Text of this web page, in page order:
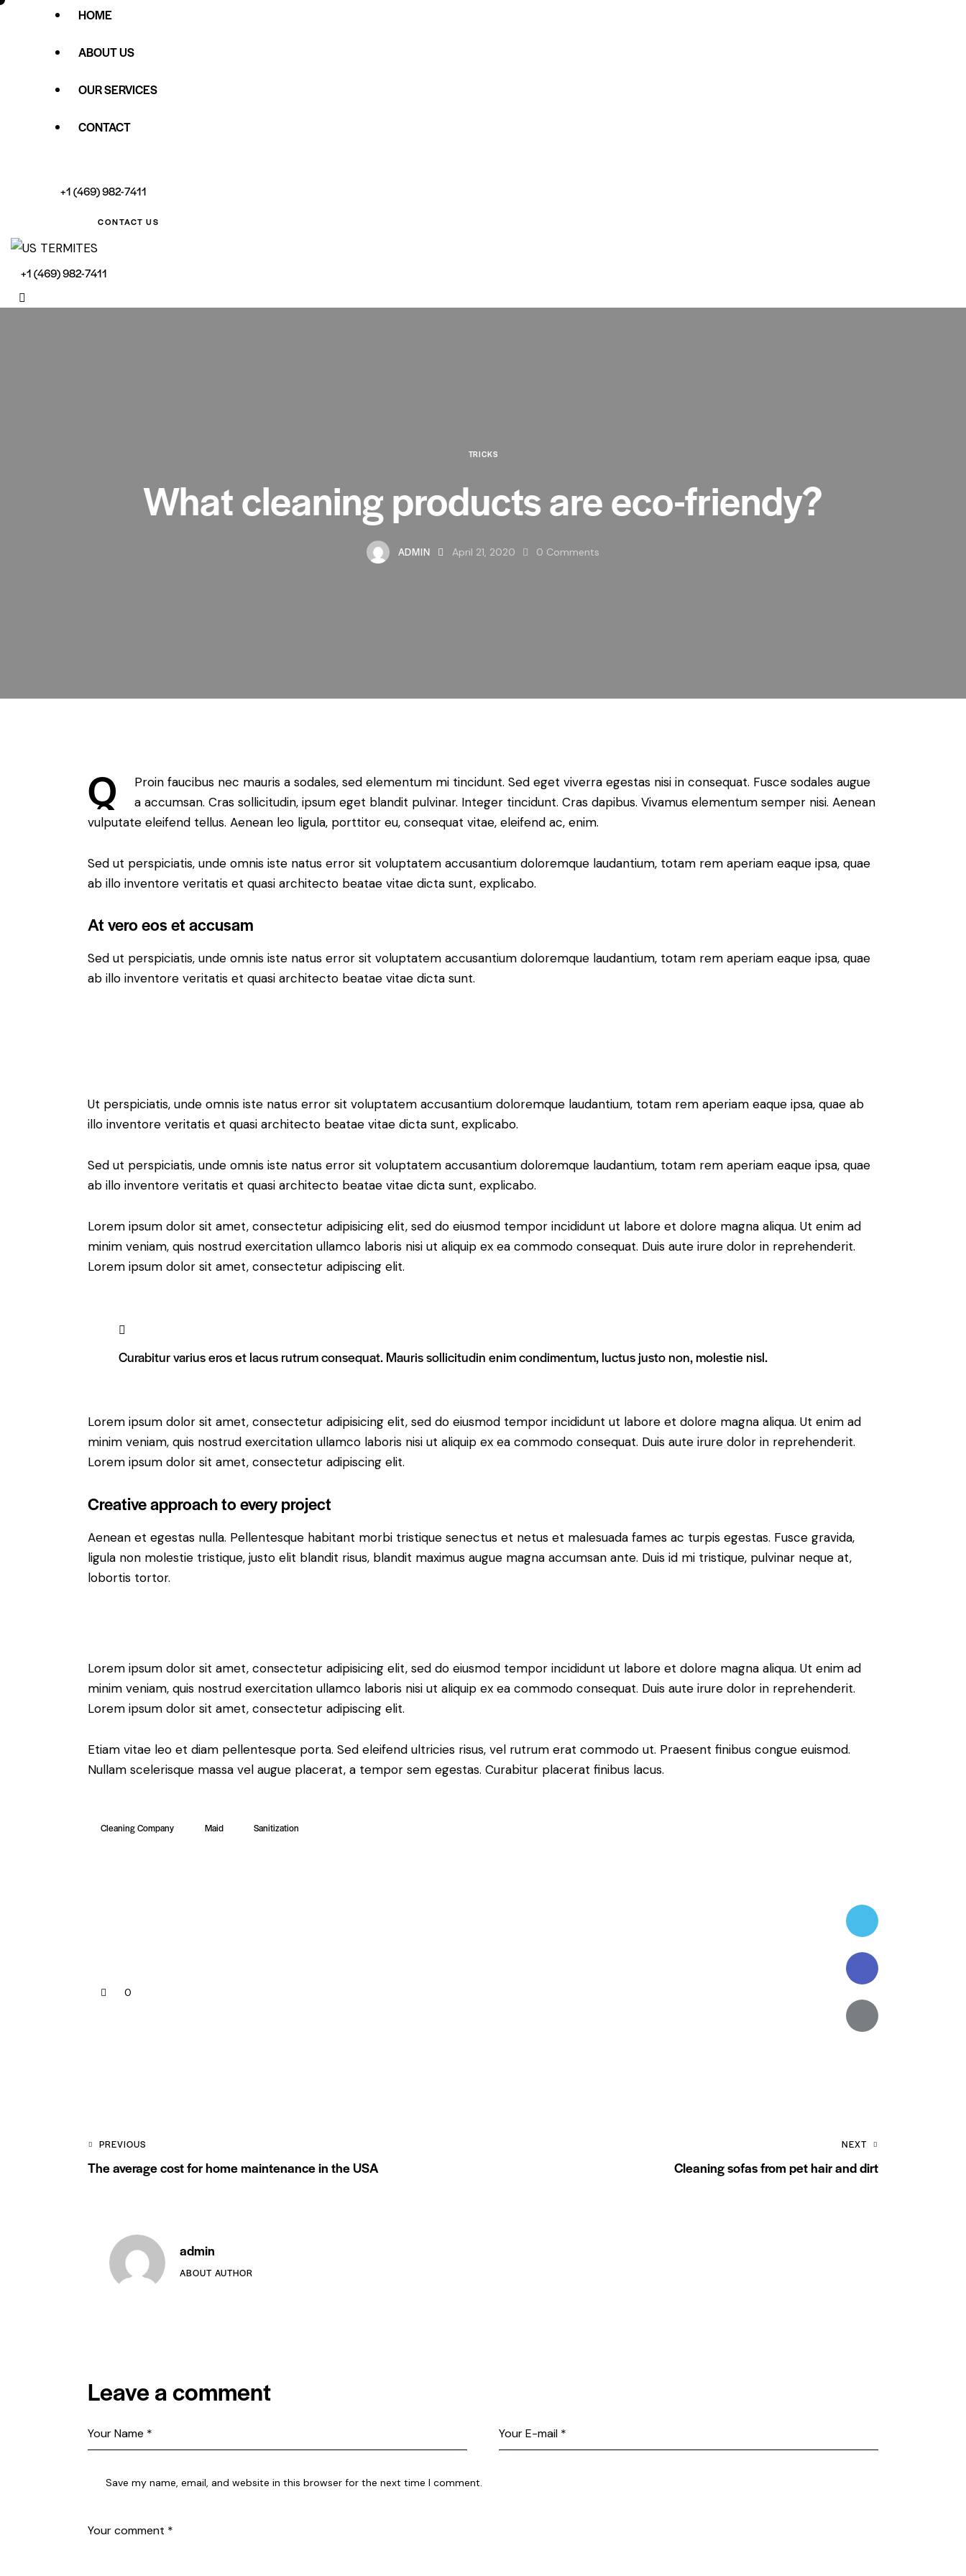
HOME
ABOUT US
OUR SERVICES
CONTACT
+1 (469) 982-7411
CONTACT US
+1 (469) 982-7411
TRICKS
What cleaning products are eco-friendy?
ADMIN April 21, 2020 0 Comments
Q
Proin faucibus nec mauris a sodales, sed elementum mi tincidunt. Sed eget viverra egestas nisi in consequat. Fusce sodales augue
a accumsan. Cras sollicitudin, ipsum eget blandit pulvinar. Integer tincidunt. Cras dapibus. Vivamus elementum semper nisi. Aenean
vulputate eleifend tellus. Aenean leo ligula, porttitor eu, consequat vitae, eleifend ac, enim.
Sed ut perspiciatis, unde omnis iste natus error sit voluptatem accusantium doloremque laudantium, totam rem aperiam eaque ipsa, quae
ab illo inventore veritatis et quasi architecto beatae vitae dicta sunt, explicabo.
At vero eos et accusam
Sed ut perspiciatis, unde omnis iste natus error sit voluptatem accusantium doloremque laudantium, totam rem aperiam eaque ipsa, quae
ab illo inventore veritatis et quasi architecto beatae vitae dicta sunt.
Ut perspiciatis, unde omnis iste natus error sit voluptatem accusantium doloremque laudantium, totam rem aperiam eaque ipsa, quae ab
illo inventore veritatis et quasi architecto beatae vitae dicta sunt, explicabo.
Sed ut perspiciatis, unde omnis iste natus error sit voluptatem accusantium doloremque laudantium, totam rem aperiam eaque ipsa, quae
ab illo inventore veritatis et quasi architecto beatae vitae dicta sunt, explicabo.
Lorem ipsum dolor sit amet, consectetur adipisicing elit, sed do eiusmod tempor incididunt ut labore et dolore magna aliqua. Ut enim ad
minim veniam, quis nostrud exercitation ullamco laboris nisi ut aliquip ex ea commodo consequat. Duis aute irure dolor in reprehenderit.
Lorem ipsum dolor sit amet, consectetur adipiscing elit.
Curabitur varius eros et lacus rutrum consequat. Mauris sollicitudin enim condimentum, luctus justo non, molestie nisl.
Lorem ipsum dolor sit amet, consectetur adipisicing elit, sed do eiusmod tempor incididunt ut labore et dolore magna aliqua. Ut enim ad
minim veniam, quis nostrud exercitation ullamco laboris nisi ut aliquip ex ea commodo consequat. Duis aute irure dolor in reprehenderit.
Lorem ipsum dolor sit amet, consectetur adipiscing elit.
Creative approach to every project
Aenean et egestas nulla. Pellentesque habitant morbi tristique senectus et netus et malesuada fames ac turpis egestas. Fusce gravida,
ligula non molestie tristique, justo elit blandit risus, blandit maximus augue magna accumsan ante. Duis id mi tristique, pulvinar neque at,
lobortis tortor.
Lorem ipsum dolor sit amet, consectetur adipisicing elit, sed do eiusmod tempor incididunt ut labore et dolore magna aliqua. Ut enim ad
minim veniam, quis nostrud exercitation ullamco laboris nisi ut aliquip ex ea commodo consequat. Duis aute irure dolor in reprehenderit.
Lorem ipsum dolor sit amet, consectetur adipiscing elit.
Etiam vitae leo et diam pellentesque porta. Sed eleifend ultricies risus, vel rutrum erat commodo ut. Praesent finibus congue euismod.
Nullam scelerisque massa vel augue placerat, a tempor sem egestas. Curabitur placerat finibus lacus.
Cleaning Company Maid Sanitization
0
Twitter-
new
Facebook
Share-
Post navigation
PREVIOUS
The average cost for home maintenance in the USA
NEXT
Cleaning sofas from pet hair and dirt
admin
ABOUT AUTHOR
Leave a comment
Save my name, email, and website in this browser for the next time I comment.